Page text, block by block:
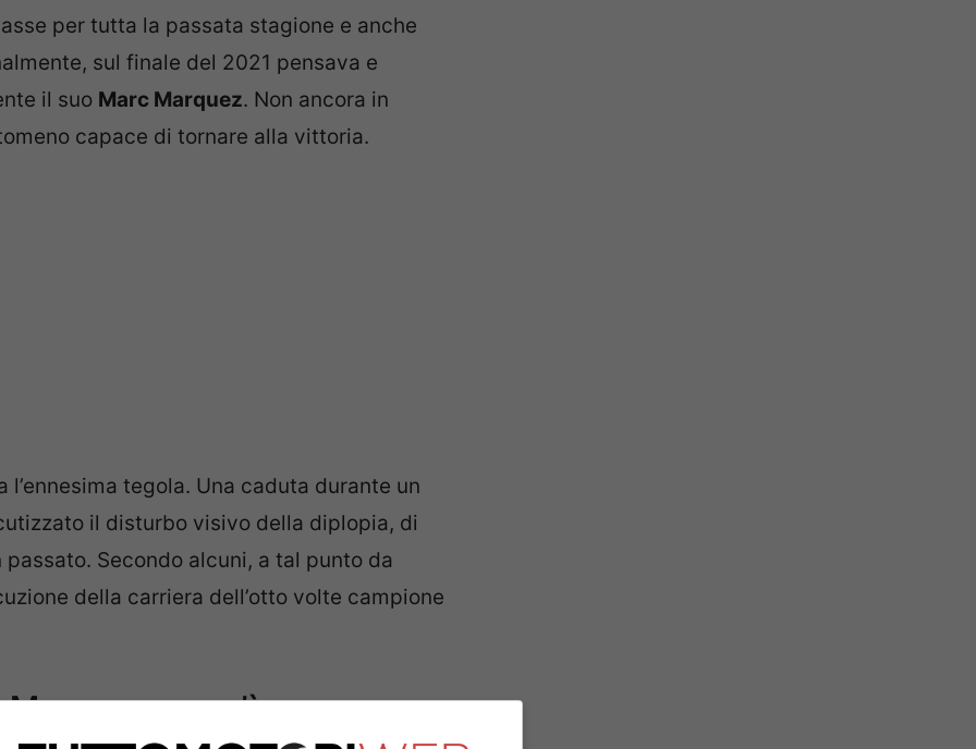
per tutta la passata stagione e anche
sul finale del 2021 pensava e
il suo Marc Marquez. Non ancora in
capace di tornare alla vittoria.
tegola. Una caduta durante un
il disturbo visivo della diplopia, di
Secondo alcuni, a tal punto da
della carriera dell’otto volte campione
non c’è